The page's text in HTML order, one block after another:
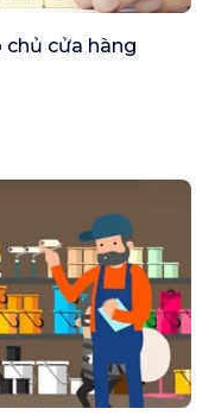
chủ cửa hàng